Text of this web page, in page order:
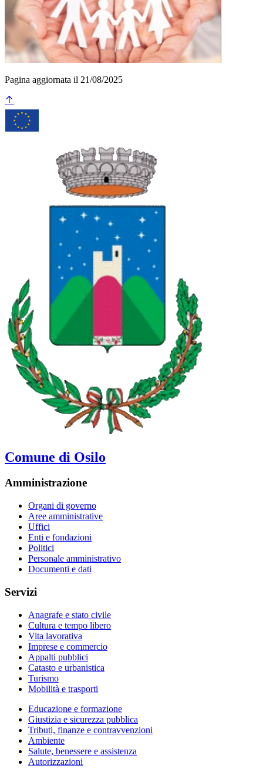
Pagina aggiornata il 21/08/2025
Comune di Osilo
Amministrazione
Organi di governo
Aree amministrative
Uffici
Enti e fondazioni
Politici
Personale amministrativo
Documenti e dati
Servizi
Anagrafe e stato civile
Cultura e tempo libero
Vita lavorativa
Imprese e commercio
Appalti pubblici
Catasto e urbanistica
Turismo
Mobilità e trasporti
Educazione e formazione
Giustizia e sicurezza pubblica
Tributi, finanze e contravvenzioni
Ambiente
Salute, benessere e assistenza
Autorizzazioni